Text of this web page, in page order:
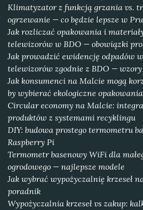
Klimatyzator z funkcją grzania vs.
ogrzewanie — co będzie lepsze w
Jak rozliczać opakowania i
telewizorów w BDO — obowiązki
Jak prowadzić ewidencję odpadów
telewizorów zgodnie z BDO — wzory
Jak konsumenci na Malcie mogą
by wybierać ekologiczne opakowania
Circular economy na Malcie:
produktów z systemami recyklingu
DIY: budowa prostego termometru
Raspberry Pi
Termometr basenowy WiFi dla
ogrodowego — najlepsze modele
Jak wybrać wypożyczalnię krzeseł
poradnik
Wypożyczalnia krzeseł vs zakup: